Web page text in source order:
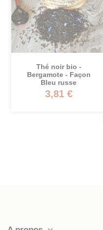
Tisane bio - Pour la
bonne humeur -
Dobrynia
2,76 €